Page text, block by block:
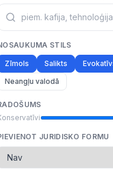
STILS
Zīmols Salikts
Neangļu valodā
JURIDISKO FORMU